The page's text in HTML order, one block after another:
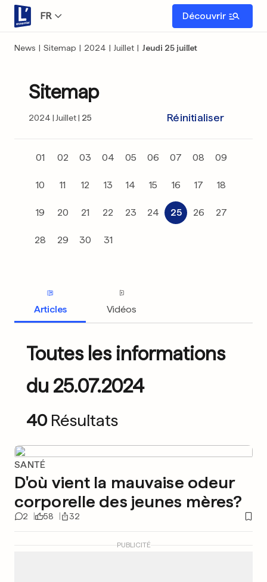
FR Découvrir
News | Sitemap | 2024 | Juillet | Jeudi 25 juillet
Sitemap
2024 Juillet 25 Réinitialiser
01 02 03 04 05 06 07 08 09
10 11 12 13 14 15 16 17 18
19 20 21 22 23 24 25 26 27
28 29 30 31
Articles Vidéos
Toutes les informations
du 25.07.2024
40 Résultats
SANTÉ
D'où vient la mauvaise odeur
corporelle des jeunes mères?
2 58 32
PUBLICITÉ